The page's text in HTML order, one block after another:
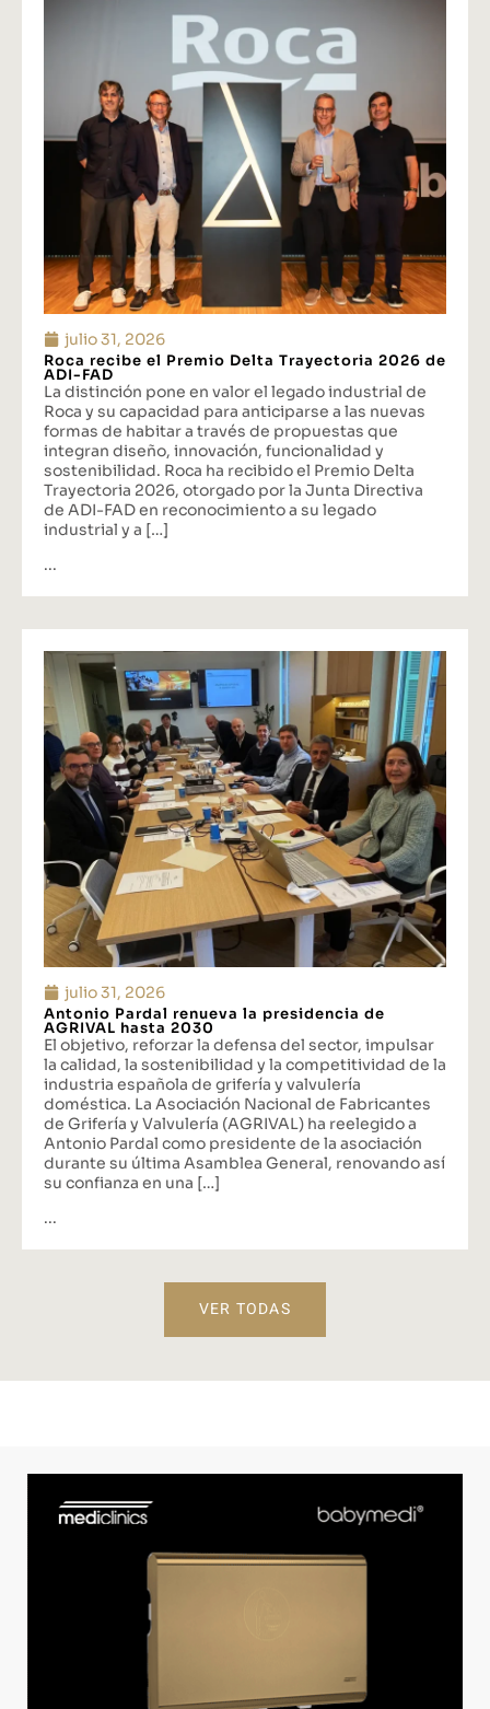
julio 31, 2026
Roca recibe el Premio Delta Trayectoria 2026 de
ADI-FAD
La distinción pone en valor el legado industrial de
Roca y su capacidad para anticiparse a las nuevas
formas de habitar a través de propuestas que
integran diseño, innovación, funcionalidad y
sostenibilidad. Roca ha recibido el Premio Delta
Trayectoria 2026, otorgado por la Junta Directiva
de ADI-FAD en reconocimiento a su legado
industrial y a […]
...
julio 31, 2026
Antonio Pardal renueva la presidencia de
AGRIVAL hasta 2030
El objetivo, reforzar la defensa del sector, impulsar
la calidad, la sostenibilidad y la competitividad de la
industria española de grifería y valvulería
doméstica. La Asociación Nacional de Fabricantes
de Grifería y Valvulería (AGRIVAL) ha reelegido a
Antonio Pardal como presidente de la asociación
durante su última Asamblea General, renovando así
su confianza en una […]
...
VER TODAS